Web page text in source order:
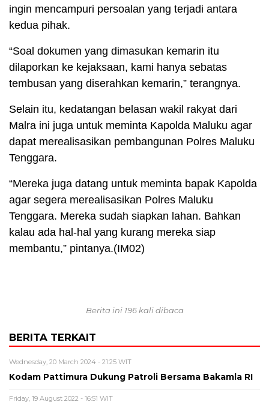
ingin mencampuri persoalan yang terjadi antara
kedua pihak.
“Soal dokumen yang dimasukan kemarin itu
dilaporkan ke kejaksaan, kami hanya sebatas
tembusan yang diserahkan kemarin,” terangnya.
Selain itu, kedatangan belasan wakil rakyat dari
Malra ini juga untuk meminta Kapolda Maluku agar
dapat merealisasikan pembangunan Polres Maluku
Tenggara.
“Mereka juga datang untuk meminta bapak Kapolda
agar segera merealisasikan Polres Maluku
Tenggara. Mereka sudah siapkan lahan. Bahkan
kalau ada hal-hal yang kurang mereka siap
membantu,” pintanya.(IM02)
Berita ini 196 kali dibaca
BERITA TERKAIT
Wednesday, 20 March 2024 - 21:25 WIT
Kodam Pattimura Dukung Patroli Bersama Bakamla RI
Friday, 19 August 2022 - 16:51 WIT